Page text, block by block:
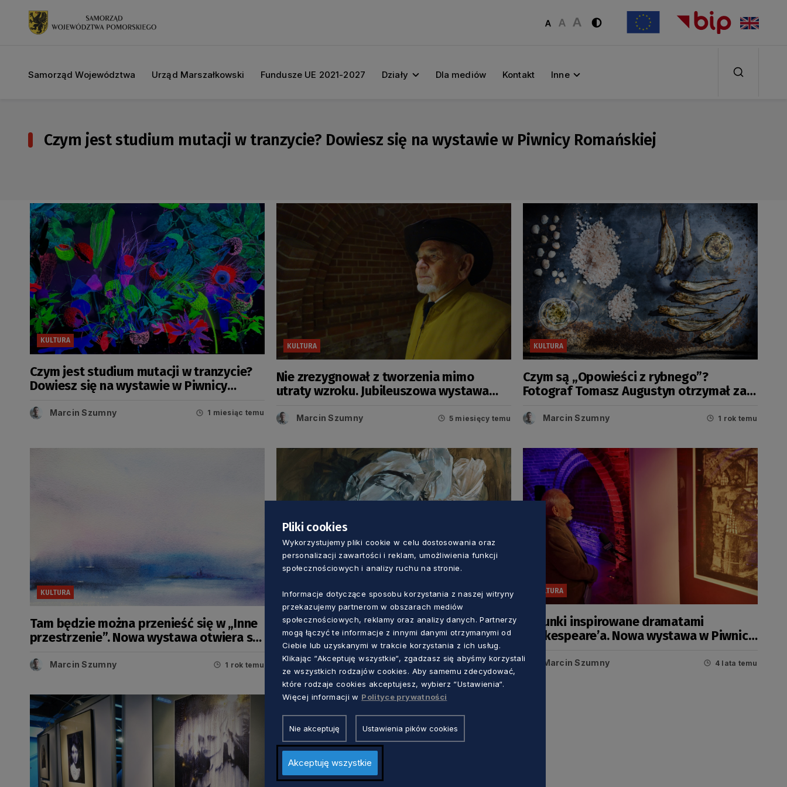
Samorząd Województwa Urząd Marszałkowski Fundusze UE 2021-2027 Działy Dla mediów Kontakt Inne
Czym jest studium mutacji w tranzycie? Dowiesz się na wystawie w Piwnicy Romańskiej
KULTURA
Czym jest studium mutacji w tranzycie?
Dowiesz się na wystawie w Piwnicy
Marcin Szumny 1 miesiąc temu
KULTURA
Nie zrezygnował z tworzenia mimo
utraty wzroku. Jubileuszowa wystawa
Marcin Szumny 5 miesięcy temu
KULTURA
Czym są „Opowieści z rybnego”?
Fotograf Tomasz Augustyn otrzymał za
Marcin Szumny 1 rok temu
KULTURA
Tam będzie można przenieść się w „Inne
przestrzenie”. Nowa wystawa otwiera się
Marcin Szumny 1 rok temu
KULTURA
„Zjawy” pojawiły się w Piwnicy
Romańskiej. Nowa wystawa obrazów
cenionej artystki
Marcin Szumny 2 lata temu
KULTURA
Rysunki inspirowane dramatami
Shakespeare’a. Nowa wystawa w Piwnicy
Marcin Szumny 4 lata temu
Pliki cookies
Wykorzystujemy pliki cookie w celu dostosowania oraz
personalizacji zawartości i reklam, umożliwienia funkcji
społecznościowych i analizy ruchu na stronie.
Informacje dotyczące sposobu korzystania z naszej witryny
przekazujemy partnerom w obszarach mediów
społecznościowych, reklamy oraz analizy danych. Partnerzy
mogą łączyć te informacje z innymi danymi otrzymanymi od
Ciebie lub uzyskanymi w trakcie korzystania z ich usług.
Klikając “Akceptuję wszystkie“, zgadzasz się abyśmy korzystali
ze wszystkich rodzajów cookies. Aby samemu zdecydować,
które rodzaje cookies akceptujesz, wybierz “Ustawienia“.
Więcej informacji w Polityce prywatności
Nie akceptuję Ustawienia pików cookies
Akceptuję wszystkie